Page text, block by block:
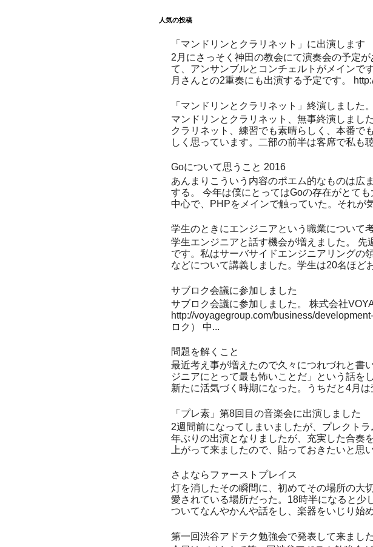
人気の投稿
「マンドリンとクラリネット」に出演します
2月にさっそく神田の教会にて演奏会の予定
て、アンサンブルとコンチェルトがメインで
月さんとの2重奏にも出演する予定です。
「マンドリンとクラリネット」終演しました。
マンドリンとクラリネット、無事終演しまし
クラリネット、練習でも素晴らしく、本番で
しく思っています。二部の前半は客席で私も
Goについて思うこと 2016
あんまりこういう内容のポエム的なものは広
する。 今年は僕にとってはGoの存在がとて
中心で、PHPをメインで触っていた。それが
学生のときにエンジニアという職業について
学生エンジニアと話す機会が増えました。
です。私はサーバサイドエンジニアリングの
などについて講義しました。学生は20名ほど
サブロク会議に参加しました
サブロク会議に参加しました。 株式会社
http://voyagegroup.com/business/
ロク） 中...
問題を解くこと
最近考え事が増えたので久々につれづれと書
ジニアにとって最も怖いことだ」という話を
新たに活気づく時期になった。うちだと4月
「プレ素」第8回目の音楽会に出演しました
2週間前になってしまいましたが、プレクト
年ぶりの出演となりましたが、充実した合奏
上がって来ましたので、貼っておきたいと思
さよならファーストプレイス
灯を消したその瞬間に、初めてその場所の大
愛されている場所だった。18時半になると少
ついてなんやかんや話をし、楽器をいじり始
第一回渋谷アドテク勉強会で発表して来ました